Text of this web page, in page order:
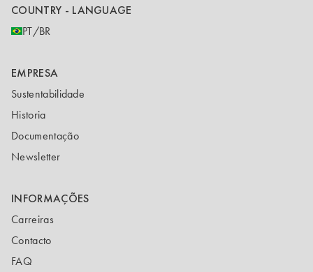
COUNTRY - LANGUAGE
PT/BR
EMPRESA
Sustentabilidade
Historia
Documentação
Newsletter
INFORMAÇÕES
Carreiras
Contacto
FAQ